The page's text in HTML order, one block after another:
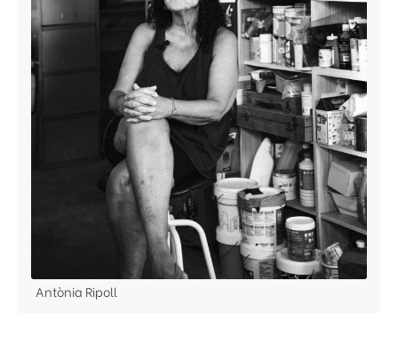
Antònia Ripoll